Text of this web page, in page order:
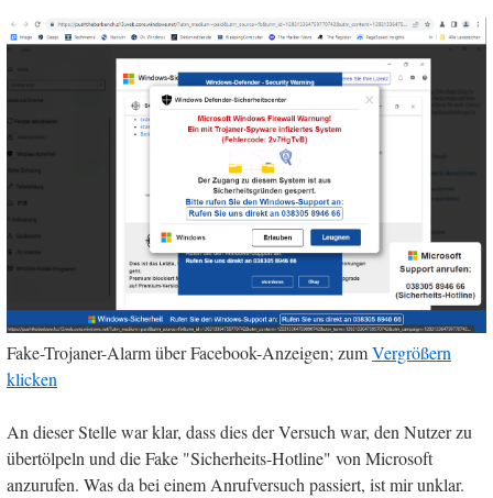
Fake-Trojaner-Alarm über Facebook-Anzeigen; zumVergrößern
klicken
An dieser Stelle war klar, dass dies der Versuch war, den Nutzer zu
übertölpeln und die Fake "Sicherheits-Hotline" von Microsoft
anzurufen. Was da bei einem Anrufversuch passiert, ist mir unklar.